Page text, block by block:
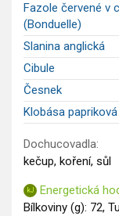
Sladké pokrmy
Dezerty
Nápoje
Ostatní
Dětské recepty
GLP-1 recepty
Fazole červené v
(Bonduelle)
Slanina anglická
Cibule
Česnek
Klobása papriková
Dochucovadla:
kečup, koření, sůl
Energetická
Bílkoviny (g): 72,